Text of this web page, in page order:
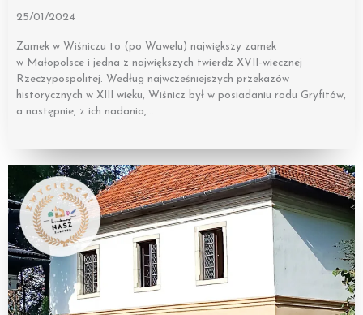
25/01/2024
Zamek w Wiśniczu to (po Wawelu) największy zamek
w Małopolsce i jedna z największych twierdz XVII-wiecznej
Rzeczypospolitej. Według najwcześniejszych przekazów
historycznych w XIII wieku, Wiśnicz był w posiadaniu rodu Gryfitów,
a następnie, z ich nadania,…